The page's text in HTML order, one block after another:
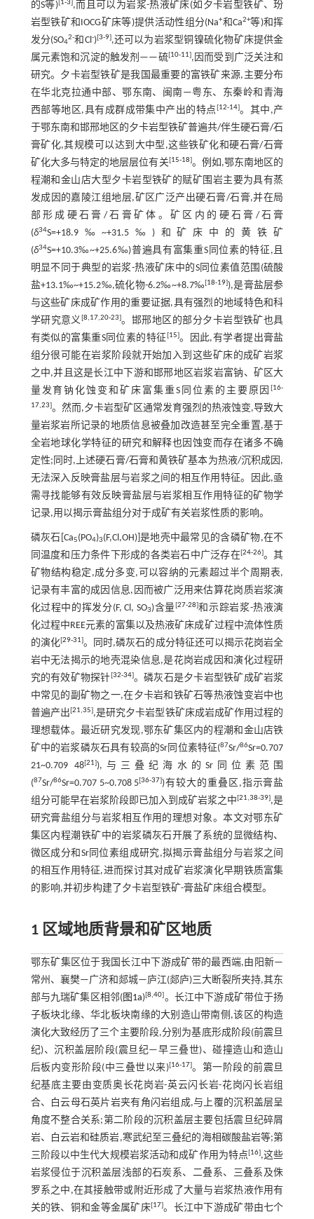
的S等)[ 1-3 ,而且可以为岩浆-热液矿床(如夕卡岩型铁矿、玢
岩型铁矿和IOCG矿床等)提供活动性组分(Na+和Ca2+等)和挥
发分(SO4
2-和Cl -)[3-9],还可以为岩浆型铜镍硫化物矿床提供金
属元素饱和沉淀的触发剂——硫[10-11],因而受到广泛关注和
研究。夕卡岩型铁矿是我国最重要的富铁矿来源,主要分布
在华北克拉通中部、鄂东南、闽南—粤东、东秦岭和青海
西部等地区,具有成群成带集中产出的特点 [12-14]。其中,产
于鄂东南和邯邢地区的夕卡岩型铁矿普遍共/伴生硬石膏/石
膏矿化,其规模可以达到大中型,这些铁矿化和硬石膏/石膏
矿化大多与特定的地层层位有关[15-18]。例如,鄂东南地区的
程潮和金山店大型夕卡岩型铁矿的赋矿围岩主要为具有蒸
发成因的嘉陵江组地层,矿区广泛产出硬石膏/石膏,并在局
部形成硬石膏/石膏矿体。矿区内的硬石膏/石膏
(δ34S=+18.9‰~+31.5‰)和矿床中的黄铁矿
(δ34S=+10.3‰~+25.6‰)普遍具有富集重S同位素的特征,且
明显不同于典型的岩浆-热液矿床中的S同位素值范围(硫酸
盐+13.1‰~+15.2‰,硫化物-6.2‰~+8.7‰[18-19]),是膏盐层参
与这些矿床成矿作用的重要证据,具有强烈的地域特色和科
学研究意义 [8,17,20-23]。邯邢地区的部分夕卡岩型铁矿也具
有类似的富集重S同位素的特征 [15]。因此,有学者提出膏盐
组分很可能在岩浆阶段就开始加入到这些矿床的成矿岩浆
之中,并且这是长江中下游和邯邢地区岩浆岩富钠、矿区大
量发育钠化蚀变和矿床富集重S同位素的主要原因[16-
17,23]。然而,夕卡岩型矿区通常发育强烈的热液蚀变,导致大
量岩浆岩所记录的地质信息被叠加改造甚至完全重置,基于
全岩地球化学特征的研究和解释也因蚀变而存在诸多不确
定性;同时,上述硬石膏/石膏和黄铁矿基本为热液/沉积成因,
无法深入反映膏盐层与岩浆之间的相互作用特征。因此,亟
需寻找能够有效反映膏盐层与岩浆相互作用特征的矿物学
记录,用以揭示膏盐组分对于成矿有关岩浆性质的影响。
磷灰石[Ca5(PO4)3(F,Cl,OH)]是地壳中最常见的含磷矿物,在不
同温度和压力条件下形成的各类岩石中广泛存在[24-26]。其
矿物结构稳定,成分多变,可以容纳的元素超过半个周期表,
记录有丰富的成因信息,因而被广泛用来估算花岗质岩浆演
化过程中的挥发分(F, Cl, SO3)含量[27-28]和示踪岩浆-热液演
化过程中REE元素的富集以及热液矿床成矿过程中流体性质
的演化[29-31]。同时,磷灰石的成分特征还可以揭示花岗岩全
岩中无法揭示的地壳混染信息,是花岗岩成因和演化过程研
究的有效矿物探针[32-34]。磷灰石是夕卡岩型铁矿成矿岩浆
中常见的副矿物之一,在夕卡岩和铁矿石等热液蚀变岩中也
普遍产出[21,35],是研究夕卡岩型铁矿床成岩成矿作用过程的
理想载体。最近研究发现,鄂东矿集区内的程潮和金山店铁
矿中的岩浆磷灰石具有较高的Sr同位素特征(87Sr/86Sr=0.707
21~0.709 48[21]),与三叠纪海水的Sr同位素范围
(87Sr/86Sr=0.707 5~0.708 5[36-37])有较大的重叠区,指示膏盐
组分可能早在岩浆阶段即已加入到成矿岩浆之中[21,38-39],是
研究膏盐组分与岩浆相互作用的理想对象。本文对鄂东矿
集区内程潮铁矿中的岩浆磷灰石开展了系统的显微结构、
微区成分和Sr同位素组成研究,拟揭示膏盐组分与岩浆之间
的相互作用特征,进而探讨其对成矿岩浆演化早期铁质富集
的影响,并初步构建了夕卡岩型铁矿-膏盐矿床组合模型。
1 区域地质背景和矿区地质
鄂东矿集区位于我国长江中下游成矿带的最西端,由阳新—
常州、襄樊—广济和郯城—庐江(郯庐)三大断裂所夹持,其东
部与九瑞矿集区相邻( 图1a)[8,40]。长江中下游成矿带位于扬
子板块北缘、华北板块南缘的大别造山带南侧,该区的构造
演化大致经历了三个主要阶段,分别为基底形成阶段(前震旦
纪)、沉积盖层阶段(震旦纪—早三叠世)、碰撞造山和造山
后板内变形阶段(中三叠世以来)[16-17]。第一阶段的前震旦
纪基底主要由变质奥长花岗岩-英云闪长岩-花岗闪长岩组
合、白云母石英片岩夹有角闪岩组成,与上覆的沉积盖层呈
角度不整合关系;第二阶段的沉积盖层主要包括震旦纪碎屑
岩、白云岩和硅质岩,寒武纪至三叠纪的海相碳酸盐岩等;第
三阶段以中生代大规模岩浆活动和成矿作用为特点[16],这些
岩浆侵位于沉积盖层浅部的石炭系、二叠系、三叠系及侏
罗系之中,在其接触带或附近形成了大量与岩浆热液作用有
关的铁、铜和金等金属矿床[17]。长江中下游成矿带由七个